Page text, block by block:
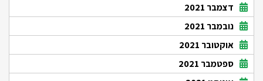
דצמבר 2021
נובמבר 2021
אוקטובר 2021
ספטמבר 2021